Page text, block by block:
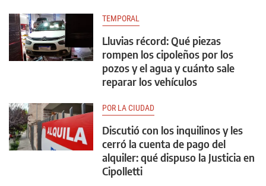
TEMPORAL
Lluvias récord: Qué piezas
rompen los cipoleños por los
pozos y el agua y cuánto sale
reparar los vehículos
POR LA CIUDAD
Discutió con los inquilinos y les
cerró la cuenta de pago del
alquiler: qué dispuso la Justicia en
Cipolletti